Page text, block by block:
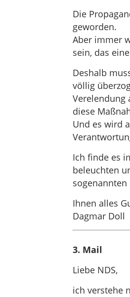
Die
geworden.
Aber immer
sein, das
Deshalb
völlig
Verelendung
diese
Und es wird
Ich finde es
beleuchten
sogenannten
Ihnen alles
Dagmar Doll
3. Mail
Liebe NDS,
ich verstehe